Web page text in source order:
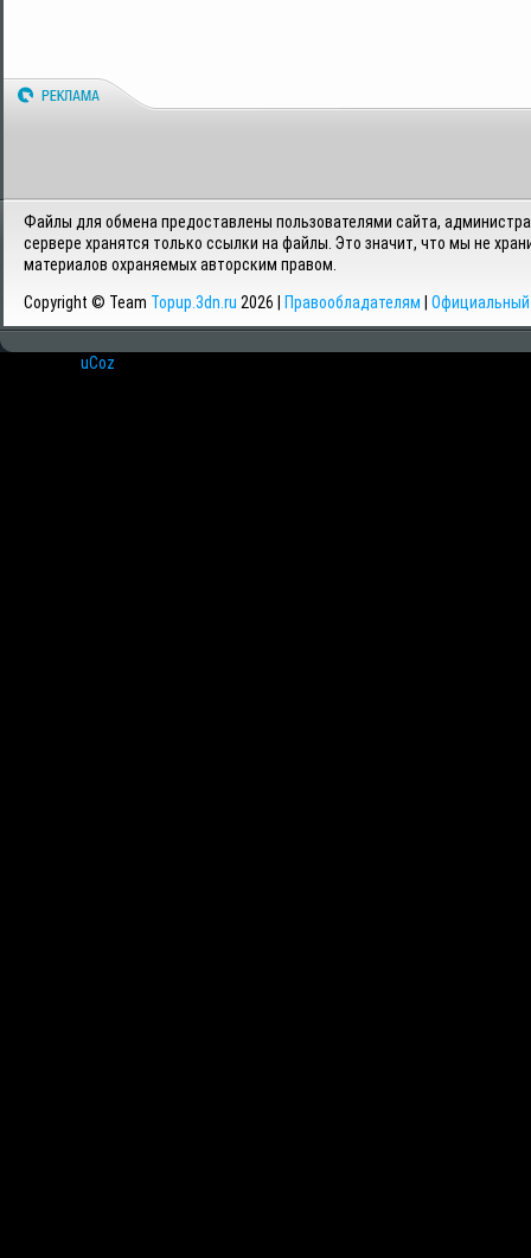
Файлы для обмена предоставлены пользователями сайта,
сервере хранятся только ссылки на файлы. Это значит, что мы не
материалов охраняемых авторским правом.
Copyright © Team Topup.3dn.ru 2026 | Правообладателям Официальный
uCoz